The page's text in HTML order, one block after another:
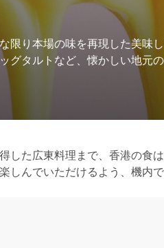
限り本場の味を再現した美味
タルトなど、懐かしい地元
した広東料理まで、香港の食
しんでいただけるよう、機内